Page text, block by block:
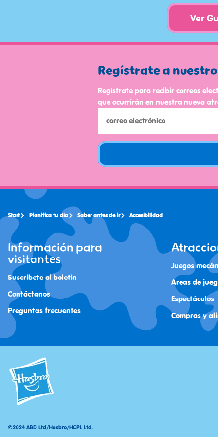
Ver
Regístrate a
Regístrate para recibir correos
que ocurrirán en nuestra nueva
Start Planifica tu dia Saber antes de ir Accesibilidad
Información para
visitantes
Suscribete al boletin
Contáctanos
Preguntas frecuentes
Juegos
Areas de
Espectáculos
Compras y
©2024 ABD Ltd/Hasbro/HCPL Ltd.